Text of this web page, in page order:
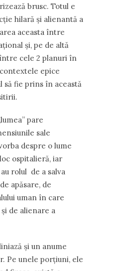
brusc. Totul e
hilară şi alienantă a
aceasta între
şi, pe de altă
cele 2 planuri în
epice
fie prins în această
pare
sale
despre o lume
ospitalieră, iar
rolul de a salva
apăsare, de
uman în care
de alienare a
şi un anume
Pe unele porţiuni, ele